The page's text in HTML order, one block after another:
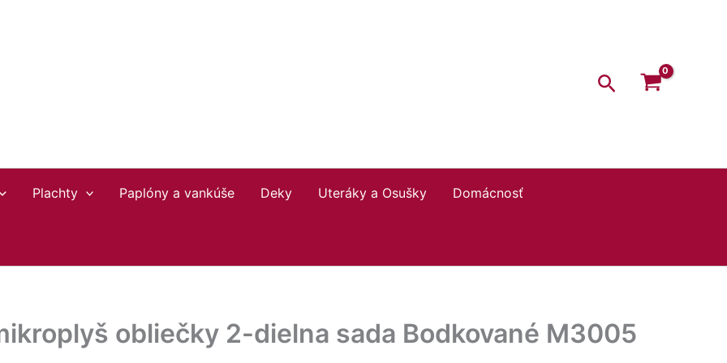
Hľadať
Plachty Paplóny a vankúše Deky Uteráky a Osušky Domácnosť
obliečky 2-dielna sada Bodkované M3005